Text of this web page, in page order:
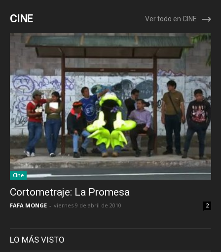
CINE Ver todo en CINE
Cine
Cortometraje: La Promesa
FAFA MONGE - viernes 9 de abril de 2010 2
LO MÁS VISTO